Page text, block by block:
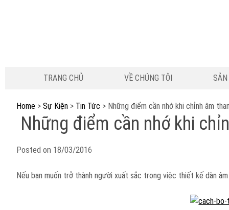
TRANG CHỦ VỀ CHÚNG TÔI
Home >Sự Kiện > Tin Tức > Những điểm cần nhớ khi chỉnh âm
Những điểm cần nhớ khi
Posted on 18/03/2016
Nếu bạn muốn trở thành người xuất sắc trong việc thiết kế dàn